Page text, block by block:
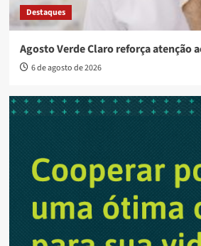
Destaques
Agosto Verde Claro reforça atenção
6 de agosto de 2026